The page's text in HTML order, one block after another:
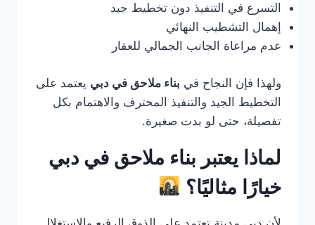
التسرع في التنفيذ دون تخطيط جيد
إهمال التشطيب النهائي
عدم مراعاة الجانب الجمالي للعقار
ولهذا فإن النجاح في بناء ملاحق في دبي يعتمد على
التخطيط الجيد والتنفيذ المحترف والاهتمام بكل
تفصيلة، حتى لو بدت صغيرة.
لماذا يعتبر بناء ملاحق في دبي
خيارًا مثاليًا؟